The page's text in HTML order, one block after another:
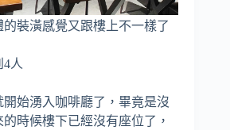
裝潢感覺又跟樓上不一樣了
人
始湧入咖啡廳了，畢竟是沒
時候樓下已經沒有座位了，